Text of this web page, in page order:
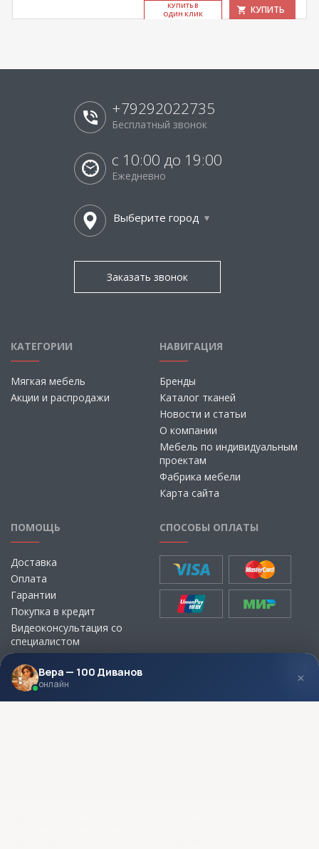
КУ­ПИТЬ В
ОДИН КЛИК
КУПИТЬ
+79292022735
Бесплатный звонок
с 10:00 до 19:00
Ежедневно
Выберите город
Заказать звонок
КАТЕГОРИИ
Мягкая мебель
Акции и распродажи
НАВИГАЦИЯ
Бренды
Каталог тканей
Новости и статьи
О компании
Мебель по индивидуальным
проектам
Фабрика мебели
Карта сайта
ПОМОЩЬ
Доставка
Оплата
Гарантии
Покупка в кредит
Видеоконсультация со
специалистом
Выбор ткани для мебели без
визита в магазин
СПОСОБЫ ОПЛАТЫ
МЫ В СОЦСЕТЯХ КОНТАКТЫ
Вера — 100 Диванов
онлайн ×